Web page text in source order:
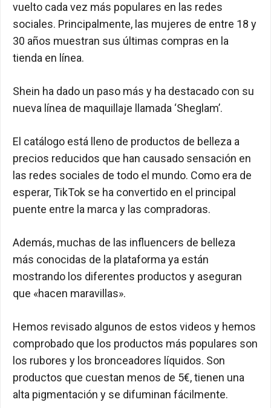
vuelto cada vez más populares en las redes
sociales. Principalmente, las mujeres de entre 18 y
30 años muestran sus últimas compras en la
tienda en línea.
Shein ha dado un paso más y ha destacado con su
nueva línea de maquillaje llamada ‘Sheglam’.
El catálogo está lleno de productos de belleza a
precios reducidos que han causado sensación en
las redes sociales de todo el mundo. Como era de
esperar, TikTok se ha convertido en el principal
puente entre la marca y las compradoras.
Además, muchas de las influencers de belleza
más conocidas de la plataforma ya están
mostrando los diferentes productos y aseguran
que «hacen maravillas».
Hemos revisado algunos de estos videos y hemos
comprobado que los productos más populares son
los rubores y los bronceadores líquidos. Son
productos que cuestan menos de 5€, tienen una
alta pigmentación y se difuminan fácilmente.